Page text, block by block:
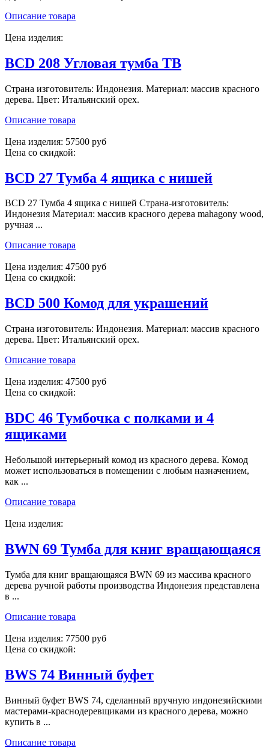
Описание товара
Цена изделия:
BCD 208 Угловая тумба ТВ
Страна изготовитель: Индонезия. Материал: массив красного
дерева. Цвет: Итальянский орех.
Описание товара
Цена изделия: 57500 руб
Цена со скидкой:
BCD 27 Тумба 4 ящика с нишей
BCD 27 Тумба 4 ящика с нишей Страна-изготовитель:
Индонезия Материал: массив красного дерева mahagony wood,
ручная ...
Описание товара
Цена изделия: 47500 руб
Цена со скидкой:
BCD 500 Комод для украшений
Страна изготовитель: Индонезия. Материал: массив красного
дерева. Цвет: Итальянский орех.
Описание товара
Цена изделия: 47500 руб
Цена со скидкой:
BDC 46 Тумбочка с полками и 4
ящиками
Небольшой интерьерный комод из красного дерева. Комод
может использоваться в помещении с любым назначением,
как ...
Описание товара
Цена изделия:
BWN 69 Тумба для книг вращающаяся
Тумба для книг вращающаяся BWN 69 из массива красного
дерева ручной работы производства Индонезия представлена
в ...
Описание товара
Цена изделия: 77500 руб
Цена со скидкой:
BWS 74 Винный буфет
Винный буфет BWS 74, сделанный вручную индонезийскими
мастерами-краснодеревщиками из красного дерева, можно
купить в ...
Описание товара